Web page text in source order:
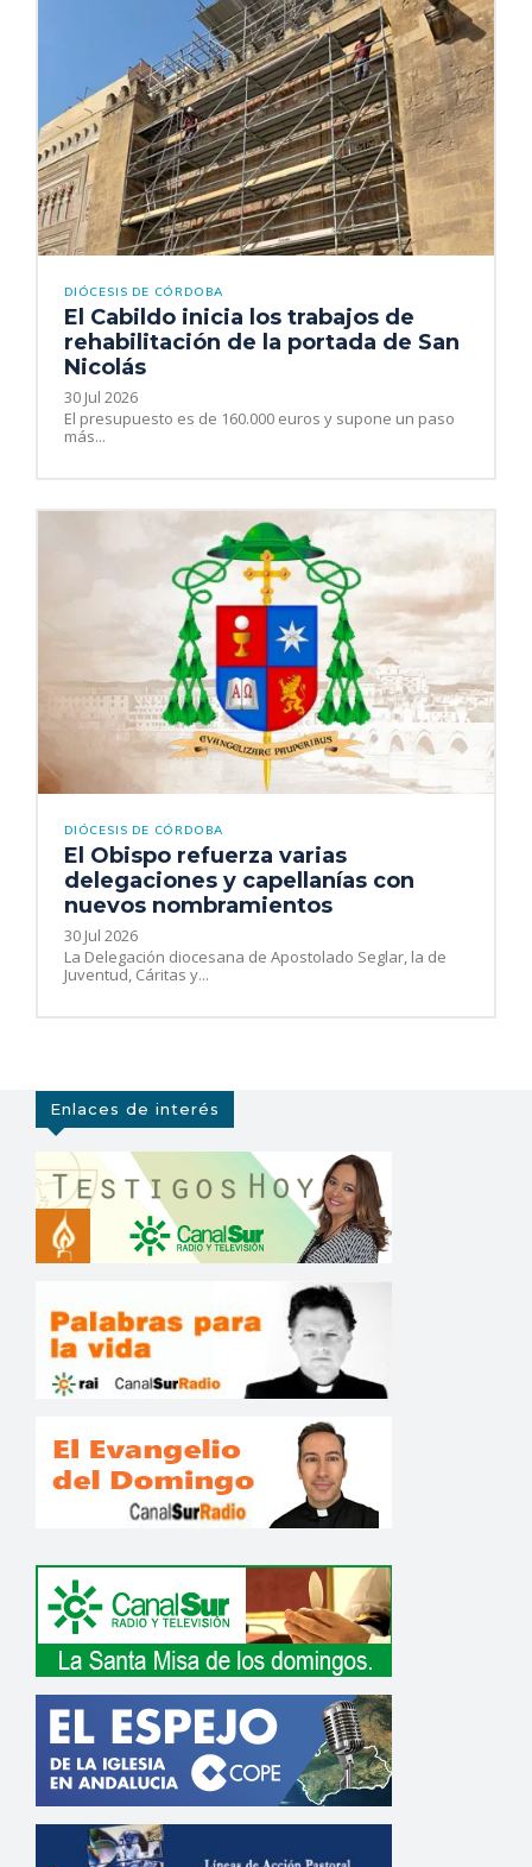
DIÓCESIS DE CÓRDOBA
El Cabildo inicia los trabajos de
rehabilitación de la portada de San
Nicolás
30 Jul 2026
El presupuesto es de 160.000 euros y supone un paso
más...
DIÓCESIS DE CÓRDOBA
El Obispo refuerza varias
delegaciones y capellanías con
nuevos nombramientos
30 Jul 2026
La Delegación diocesana de Apostolado Seglar, la de
Juventud, Cáritas y...
Enlaces de interés